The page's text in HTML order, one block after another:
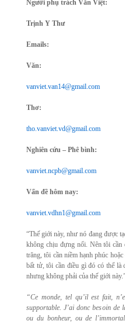
Người phụ trách Văn Việt:
Trịnh Y Thư
Emails:
Văn:
vanviet.van14@gmail.com
Thơ:
tho.vanviet.vd@gmail.com
Nghiên cứu – Phê bình:
vanviet.ncpb@gmail.com
Vấn đề hôm nay:
vanviet.vdhn1@gmail.com
“Thế giới này, như nó đang được
không chịu đựng nổi. Nên tôi cần
trăng, tôi cần niềm hạnh phúc hoặc
bất tử, tôi cần điều gì đó có thể là
nhưng không phải của thế giới
“Ce monde, tel qu’il est fait,
supportable. J’ai donc besoin de
ou du bonheur, ou de